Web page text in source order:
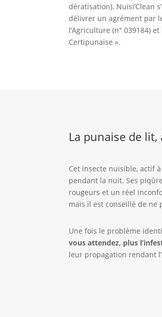
dératisation). Nuisi’Clean
délivrer un agrément par
l’Agriculture (n° 039184)
Certipunaise ».
La punaise de
Cet insecte nuisible, actif
pendant la nuit. Ses
rougeurs et un réel
mais il est conseillé de ne
Une fois le problème
vous attendez, plus
leur propagation rendant